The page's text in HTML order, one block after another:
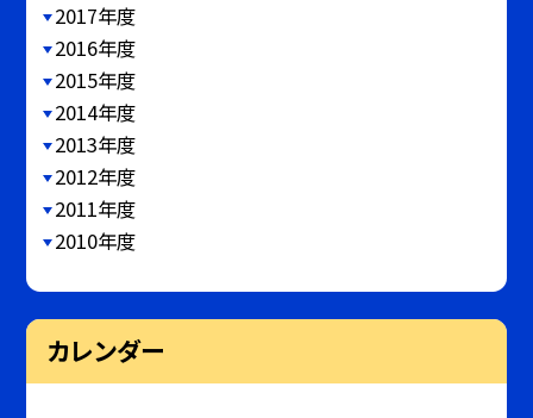
2017年度
2016年度
2015年度
2014年度
2013年度
2012年度
2011年度
2010年度
カレンダー